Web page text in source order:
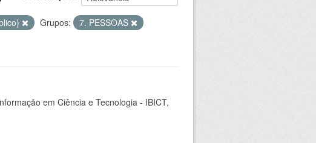
Grupos:
7. PESSOAS
em Ciência e Tecnologia - IBICT,